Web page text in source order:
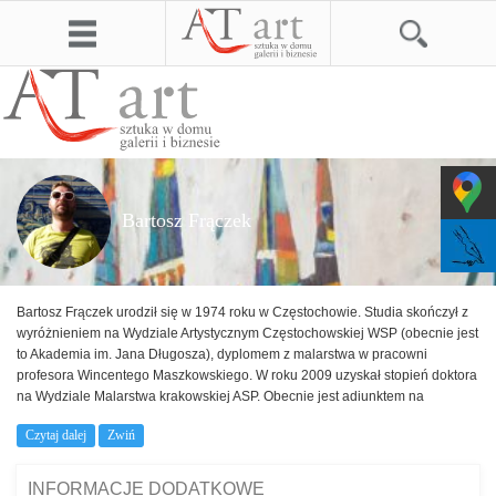
Bartosz Frączek
Bartosz Frączek urodził się w 1974 roku w Częstochowie. Studia skończył z
wyróżnieniem na Wydziale Artystycznym Częstochowskiej WSP (obecnie jest
to Akademia im. Jana Długosza), dyplomem z malarstwa w pracowni
profesora Wincentego Maszkowskiego. W roku 2009 uzyskał stopień doktora
na Wydziale Malarstwa krakowskiej ASP. Obecnie jest adiunktem na
Czterokrotnie uhonorowany został stypendium Prezydenta miasta
oraz kuratorem wielu międzynarodowych wystaw i sympozjów artystycznych.
Czytaj dalej Zwiń
INFORMACJE DODATKOWE